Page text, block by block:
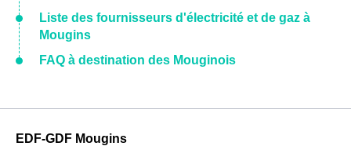
Liste des fournisseurs d'électricité et de gaz à
Mougins
FAQ à destination des Mouginois
EDF-GDF Mougins